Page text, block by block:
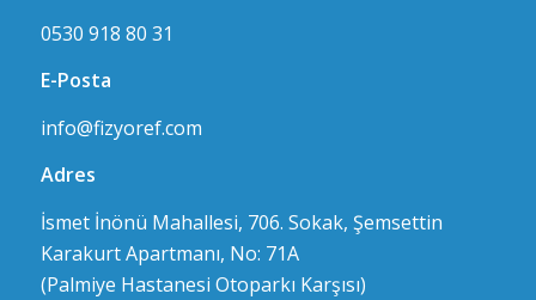
0530 918 80 31
E-Posta
info@fizyoref.com
Adres
İsmet İnönü Mahallesi, 706. Sokak, Şemsettin
Karakurt Apartmanı, No: 71A
(Palmiye Hastanesi Otoparkı Karşısı)